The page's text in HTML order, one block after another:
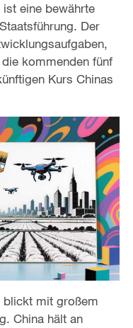
eine bewährte
Der
kommenden fünf
Kurs Chinas
blickt mit großem
China hält an